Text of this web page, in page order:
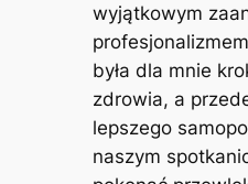
wyjątkowym
była dla mnie
zdrowia, a
lepszego
naszym